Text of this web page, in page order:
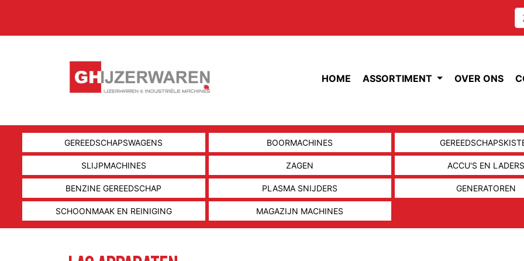
HOME ASSORTIMENT OVER ONS
GEREEDSCHAPSWAGENS BOORMACHINES
SLIJPMACHINES ZAGEN ACCU'S EN LADERS
BENZINE GEREEDSCHAP PLASMA SNIJDERS GENERATOREN
SCHOONMAAK EN REINIGING MAGAZIJN MACHINES